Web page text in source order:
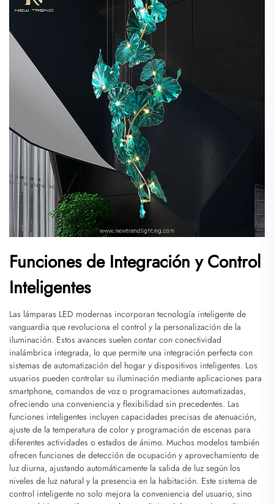
Funciones de Integración y Control
Inteligentes
Las lámparas LED modernas incorporan tecnología inteligente de
vanguardia que revoluciona el control y la personalización de la
iluminación. Estos avances suelen contar con conectividad
inalámbrica integrada, lo que permite una integración perfecta con
sistemas de automatización del hogar y dispositivos inteligentes. Los
usuarios pueden controlar su iluminación mediante aplicaciones para
smartphone, comandos de voz o programaciones automatizadas,
ofreciendo una conveniencia y flexibilidad sin precedentes. Las
funciones inteligentes incluyen capacidades precisas de atenuación,
ajuste de la temperatura de color y programación de escenas para
diferentes actividades o estados de ánimo. Muchos modelos también
ofrecen funciones de detección de ocupación y aprovechamiento de
luz diurna, ajustando automáticamente la salida de luz según los
niveles de luz natural y la presencia en la habitación. Este sistema de
control inteligente no solo mejora la conveniencia del usuario, sino